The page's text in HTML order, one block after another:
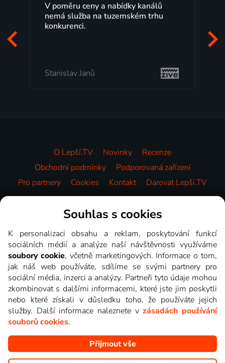
V poměru ceny a nabídky kanálů
nemá služba na tuzemském trhu
konkurenci.
Stanislav Janů
O Lepší.TV Novinky
Recenze
Obchodní podmínky
Podporovaná zařízení
Pro partnery
Cookies Kontakt Darovat Lepší.TV
Videotéka
Copyright © goNET s.r.o. Na tomto webu jsou zobrazovány
obrázky z pořadů TV stanic, které můžete sledovat v Lepší.TV.
Souhlas s cookies
K personalizaci obsahu a reklam, poskytování funkcí
sociálních médií a analýze naší návštěvnosti využíváme
soubory cookie, včetně marketingových. Informace o tom,
jak náš web používáte, sdílíme se svými partnery pro
sociální média, inzerci a analýzy. Partneři tyto údaje mohou
zkombinovat s dalšími informacemi, které jste jim poskytli
nebo které získali v důsledku toho, že používáte jejich
služby. Další informace naleznete vzásadách používání
souborů cookies.
Přijmout vše